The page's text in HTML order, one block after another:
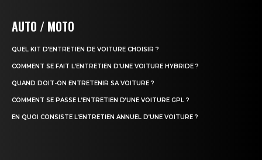
AUTO / MOTO
QUEL KIT D’ENTRETIEN DE VOITURE CHOISIR ?
COMMENT SE FAIT L’ENTRETIEN D’UNE VOITURE HYBRIDE ?
QUAND DOIT-ON ENTRETENIR SA VOITURE ?
COMMENT SE PASSE L’ENTRETIEN D’UNE VOITURE GPL ?
EN QUOI CONSISTE L’ENTRETIEN ANNUEL D’UNE VOITURE ?